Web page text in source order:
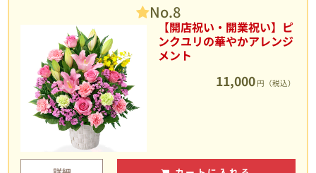
No.8
【開店祝い・開業祝い】ピ
ンクユリの華やかアレンジ
メント
11,000 円（税込）